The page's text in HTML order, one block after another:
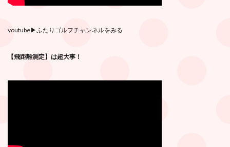
youtube▶︎ふたりゴルフチャンネルをみる
【飛距離測定】は超大事！